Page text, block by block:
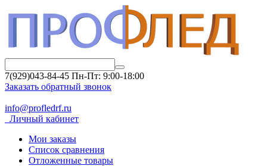
7(929)043-84-45 Пн-Пт: 9:00-18:00
Заказать обратный звонок
info@profledrf.ru
Личный кабинет
Мои заказы
Список сравнения
Отложенные товары